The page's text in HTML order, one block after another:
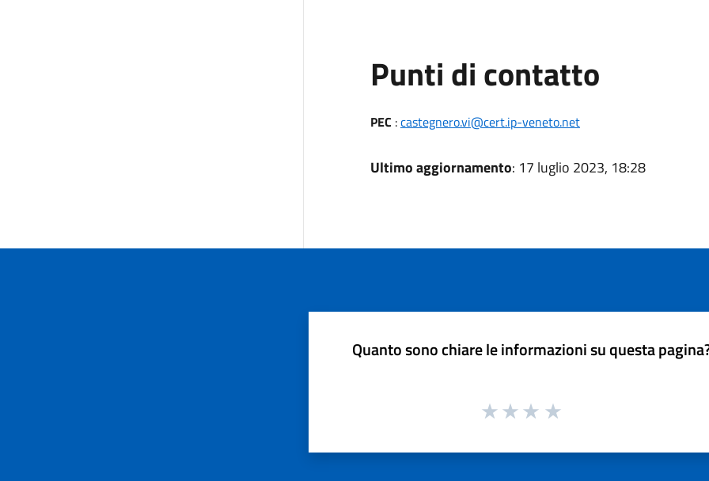
Punti di contatto
PEC :castegnero.vi@cert.ip-veneto.net
Ultimo aggiornamento: 17 luglio 2023, 18:28
Quanto sono chiare le informazioni su questa